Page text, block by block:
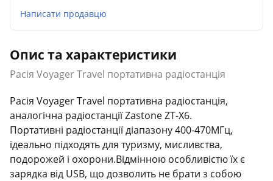
Написати продавцю
Опис та характеристики
Расія Voyager Travel портативна радіостанція
Расія Voyager Travel портативна радіостанція,
аналогічна радіостанції Zastone ZT-X6.
Портативні радіостанції діапазону 400-470МГц,
ідеально підходять для туризму, мисливства,
подорожей і охорони.Відмінною особливістю їх є
зарядка від USB, що дозволить не брати з собою